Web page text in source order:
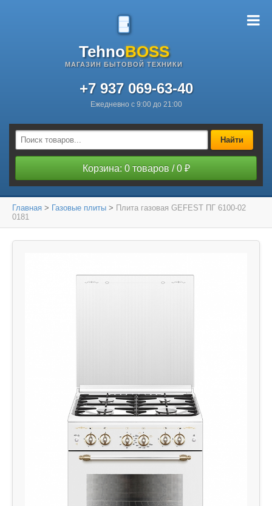
TehnoBOSS
МАГАЗИН БЫТОВОЙ ТЕХНИКИ
+7 937 069-63-40
Ежедневно с 9:00 до 21:00
Найти
Корзина: 0 товаров / 0 ₽
Главная > Газовые плиты > Плита газовая GEFEST ПГ 6100-02
0181